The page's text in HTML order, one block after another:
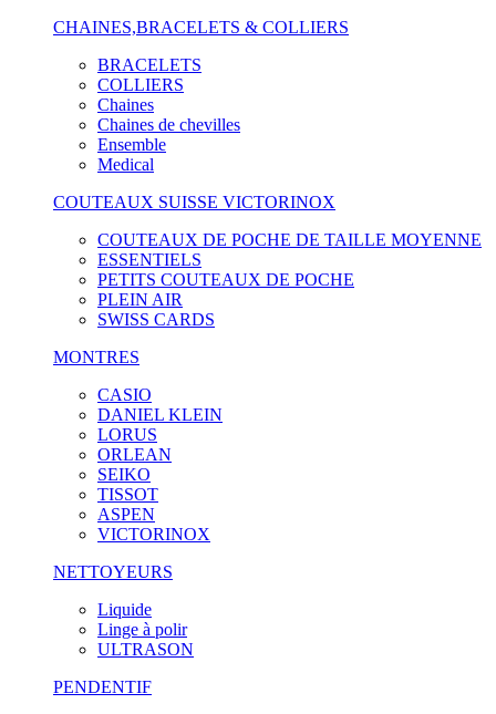
CHAINES,BRACELETS & COLLIERS
BRACELETS
COLLIERS
Chaines
Chaines de chevilles
Ensemble
Medical
COUTEAUX SUISSE VICTORINOX
COUTEAUX DE POCHE DE TAILLE MOYENNE
ESSENTIELS
PETITS COUTEAUX DE POCHE
PLEIN AIR
SWISS CARDS
MONTRES
CASIO
DANIEL KLEIN
LORUS
ORLEAN
SEIKO
TISSOT
ASPEN
VICTORINOX
NETTOYEURS
Liquide
Linge à polir
ULTRASON
PENDENTIF